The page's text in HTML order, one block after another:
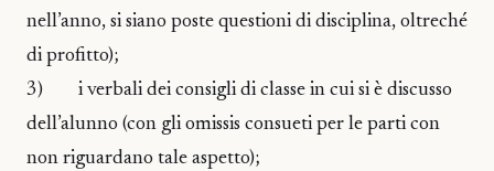
nell’anno, si siano poste questioni di disciplina, oltreché
di profitto);
3) i verbali dei consigli di classe in cui si è discusso
dell’alunno (con gli omissis consueti per le parti con
non riguardano tale aspetto);